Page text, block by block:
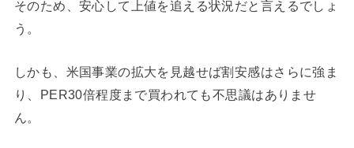
そのため、安心して上値を追える状況だと言えるでしょ
う。
しかも、米国事業の拡大を見越せば割安感はさらに強ま
り、PER30倍程度まで買われても不思議はありませ
ん。